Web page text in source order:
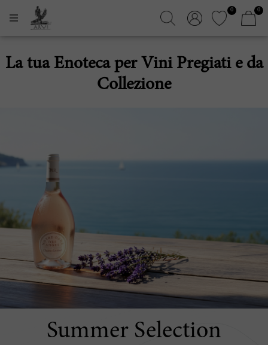
0 0
La tua Enoteca per Vini Pregiati e da
Collezione
Summer Selection